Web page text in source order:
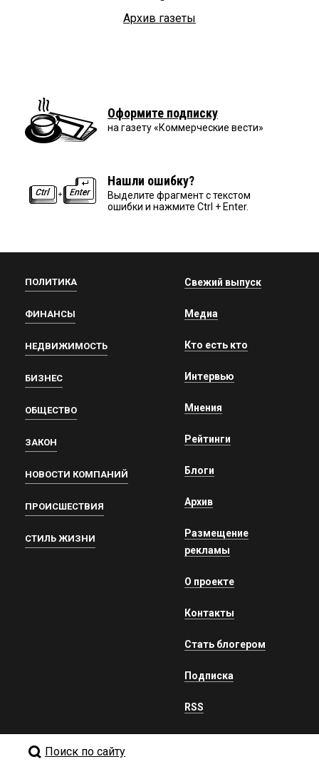
Архив газеты
Оформите подписку
на газету «Коммерческие вести»
Нашли ошибку?
Выделите фрагмент с текстом
ошибки и нажмите Ctrl + Enter.
ПОЛИТИКА
ФИНАНСЫ
НЕДВИЖИМОСТЬ
БИЗНЕС
ОБЩЕСТВО
ЗАКОН
НОВОСТИ КОМПАНИЙ
ПРОИСШЕСТВИЯ
СТИЛЬ ЖИЗНИ
Свежий выпуск
Медиа
Кто есть кто
Интервью
Мнения
Рейтинги
Блоги
Архив
Размещение
рекламы
О проекте
Контакты
Стать блогером
Подписка
RSS
Поиск по сайту